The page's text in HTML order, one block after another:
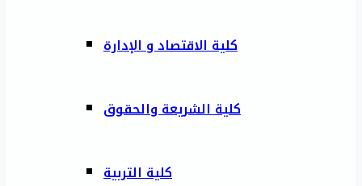
كلية الاقتصاد و الإدارة
كلية الشريعة والحقوق
كلية التربية